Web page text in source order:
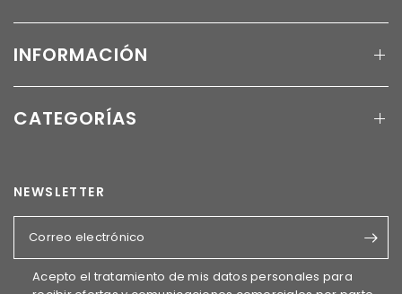
INFORMACIÓN
CATEGORÍAS
NEWSLETTER
Correo electrónico
Acepto el tratamiento de mis datos personales para